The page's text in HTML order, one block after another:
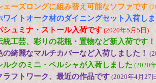
ェーズロングに組み替え可能なソファです
ワイトオーク材のダイニングセット入荷し
シュミナ・ストール入荷です (2020年5月5日)
統工芸、彩りの花瓶・置物など新入荷です！
の綺麗なマルチカバーなど入荷しました！
ルクのミニ・ペルシャが入荷しました (2020
ラフトワーク、最近の作品です (2020年4月27